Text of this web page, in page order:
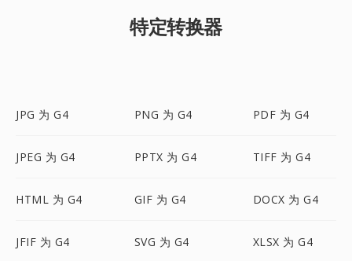
特定转换器
JPG 为 G4 PNG 为 G4 PDF 为 G4
JPEG 为 G4 PPTX 为 G4 TIFF 为 G4
HTML 为 G4 GIF 为 G4 DOCX 为 G4
JFIF 为 G4 SVG 为 G4 XLSX 为 G4